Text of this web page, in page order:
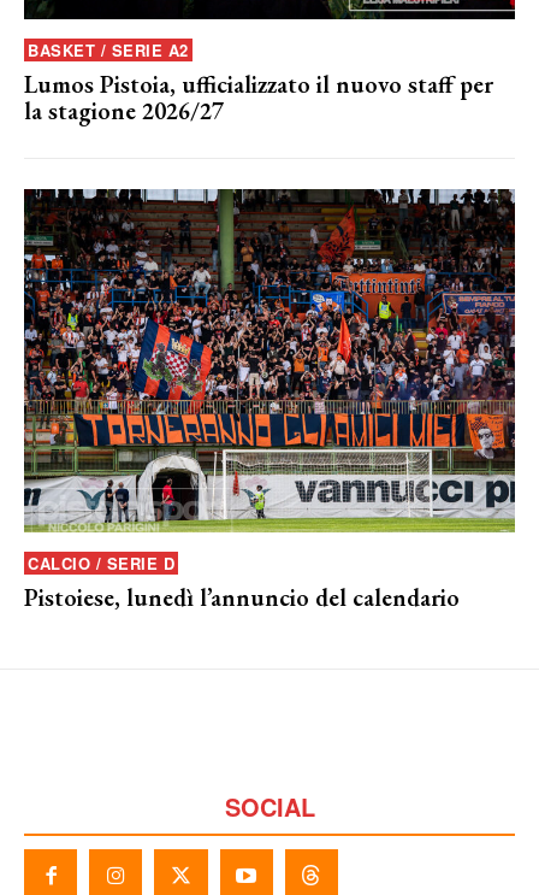
BASKET / SERIE A2
Lumos Pistoia, ufficializzato il nuovo staff per
la stagione 2026/27
CALCIO / SERIE D
Pistoiese, lunedì l’annuncio del calendario
SOCIAL